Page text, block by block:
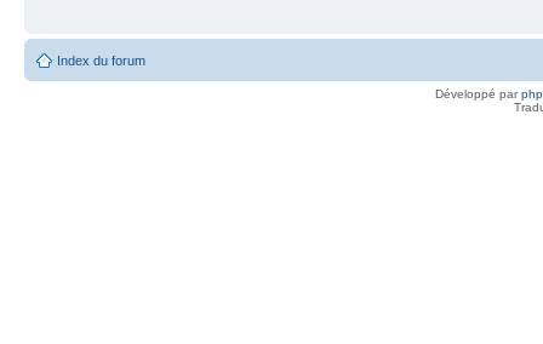
Index du forum
Développé par